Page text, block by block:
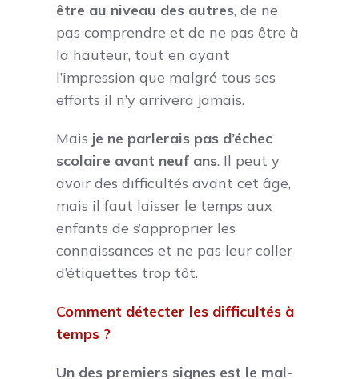
être au niveau des autres, de ne
pas comprendre et de ne pas être à
la hauteur, tout en ayant
l’impression que malgré tous ses
efforts il n’y arrivera jamais.
Mais je ne parlerais pas d’échec
scolaire avant neuf ans. Il peut y
avoir des difficultés avant cet âge,
mais il faut laisser le temps aux
enfants de s’approprier les
connaissances et ne pas leur coller
d’étiquettes trop tôt.
Comment détecter les difficultés à
temps ?
Un des premiers signes est le mal-